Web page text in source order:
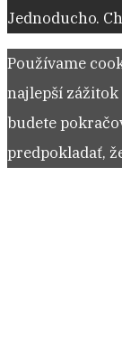
Jednoducho.
Používame
najlepší
budete
predpokladať,